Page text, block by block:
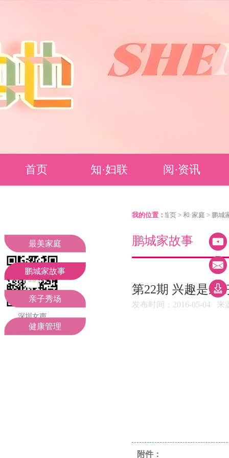
深圳女声
期待您的关注
首页 知·妇联 阅·资讯
工作动态
通知公告
最美家庭
鹏城家故事
亲子秀场
健康管理
我的位置：
> 首页 > 和·家庭 > 鹏城
鹏城家故事
第22期 兴趣是最
发布时间：2016-05-04
附件：